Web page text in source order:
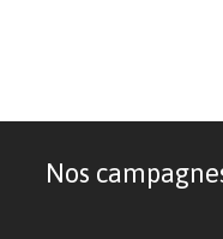
Nos